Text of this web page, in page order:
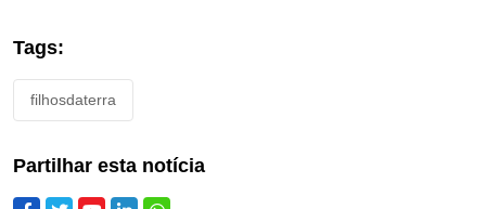
Tags:
filhosdaterra
Partilhar esta notícia